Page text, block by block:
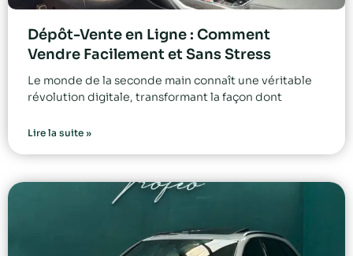
Dépôt-Vente en Ligne : Comment
Vendre Facilement et Sans Stress
Le monde de la seconde main connaît une véritable
révolution digitale, transformant la façon dont
Lire la suite »